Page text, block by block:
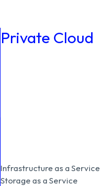
Private Cloud
Infrastructure as a Service
Storage as a Service